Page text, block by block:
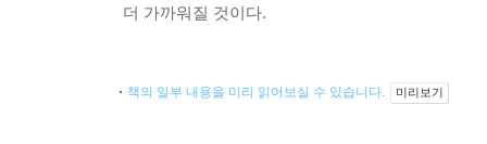
더 가까워질 것이다.
책의 일부 내용을 미리 읽어보실 수 있습니다. 미리보기